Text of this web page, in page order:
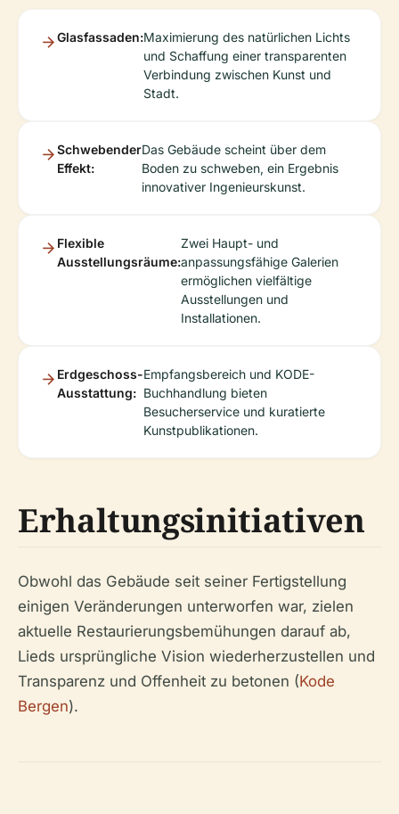
Glasfassaden:Maximierung des natürlichen Lichts
und Schaffung einer transparenten
Verbindung zwischen Kunst und
Stadt.
Schwebender
Effekt:
Das Gebäude scheint über dem
Boden zu schweben, ein Ergebnis
innovativer Ingenieurskunst.
Flexible
Ausstellungsräume:
Zwei Haupt- und
anpassungsfähige Galerien
ermöglichen vielfältige
Ausstellungen und
Installationen.
Erdgeschoss-
Ausstattung:
Empfangsbereich und KODE-
Buchhandlung bieten
Besucherservice und kuratierte
Kunstpublikationen.
Erhaltungsinitiativen
Obwohl das Gebäude seit seiner Fertigstellung
einigen Veränderungen unterworfen war, zielen
aktuelle Restaurierungsbemühungen darauf ab,
Lieds ursprüngliche Vision wiederherzustellen und
Transparenz und Offenheit zu betonen (Kode
Bergen).